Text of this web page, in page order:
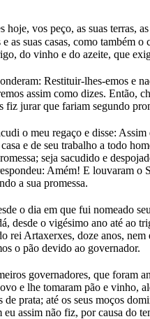
hoje, vos peço, as suas terras,
as suas casas, como também o
do vinho e do azeite, que
Restituir-lhes-emos e
assim como dizes. Então,
fiz jurar que fariam segundo
o meu regaço e disse: Assim
e de seu trabalho a todo
seja sacudido e
Amém! E louvaram o
a sua promessa.
o dia em que fui nomeado
desde o vigésimo ano até ao
rei Artaxerxes, doze anos, nem
o pão devido ao governador.
governadores, que foram
e lhe tomaram pão e vinho,
de prata; até os seus moços
assim não fiz, por causa do